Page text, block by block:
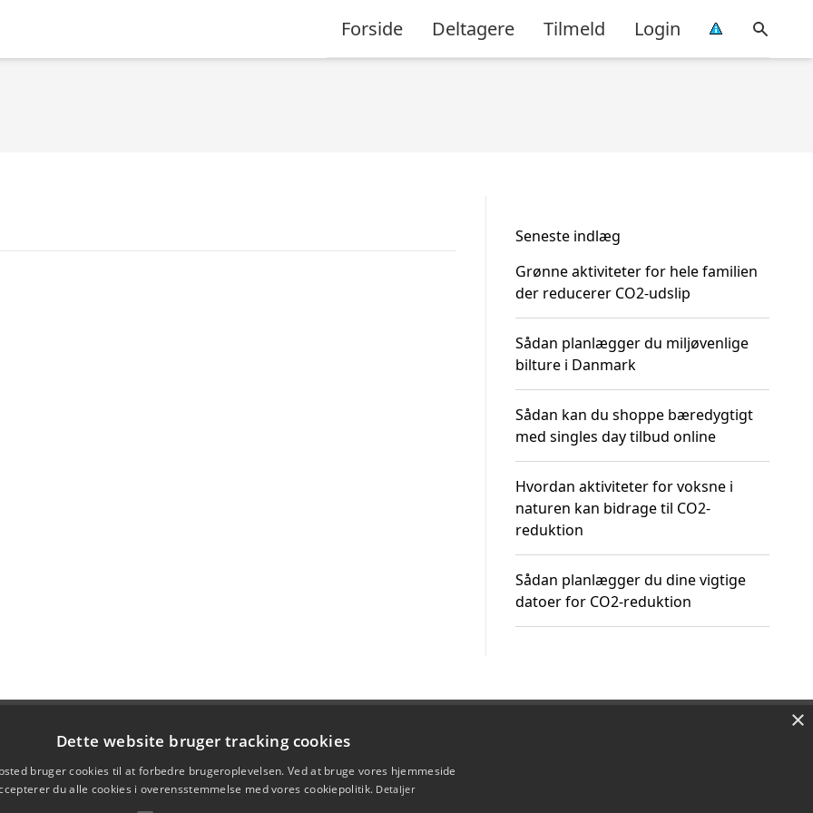
Forside Deltagere Tilmeld Login
Seneste indlæg
Grønne aktiviteter for hele familien
der reducerer CO2-udslip
Sådan planlægger du miljøvenlige
bilture i Danmark
Sådan kan du shoppe bæredygtigt
med singles day tilbud online
Hvordan aktiviteter for voksne i
naturen kan bidrage til CO2-
reduktion
Sådan planlægger du dine vigtige
datoer for CO2-reduktion
×
Dette website bruger tracking cookies
bruger cookies til at forbedre brugeroplevelsen. Ved at bruge vores hjemmeside
du alle cookies i overensstemmelse med vores cookiepolitik. Detaljer